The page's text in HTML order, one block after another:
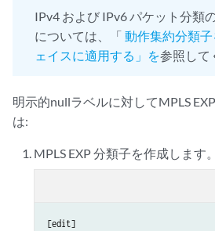
IPv4 および IPv6 パケット分類
については、「 動作集約分類
ェイスに適用する」を参照して
明示的nullラベルに対してMPLS
は:
MPLS EXP 分類子を作成します。
[edit]